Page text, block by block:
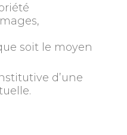
soit le moyen
d’une